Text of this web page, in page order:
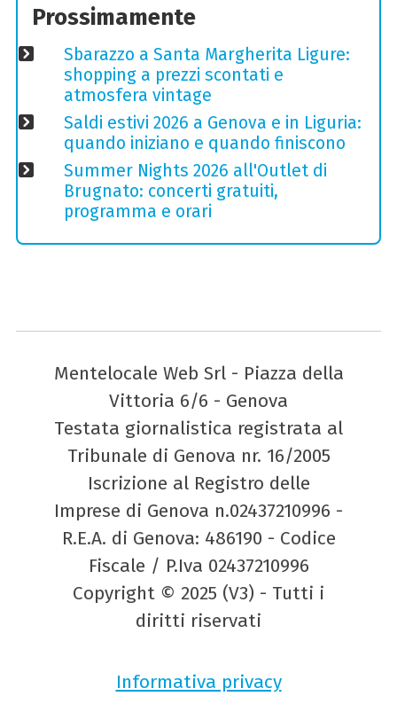
Prossimamente
Sbarazzo a Santa Margherita Ligure:
shopping a prezzi scontati e
atmosfera vintage
Saldi estivi 2026 a Genova e in Liguria:
quando iniziano e quando finiscono
Summer Nights 2026 all'Outlet di
Brugnato: concerti gratuiti,
programma e orari
Mentelocale Web Srl - Piazza della
Vittoria 6/6 - Genova
Testata giornalistica registrata al
Tribunale di Genova nr. 16/2005
Iscrizione al Registro delle
Imprese di Genova n.02437210996 -
R.E.A. di Genova: 486190 - Codice
Fiscale / P.Iva 02437210996
Copyright © 2025 (V3) - Tutti i
diritti riservati
Informativa privacy